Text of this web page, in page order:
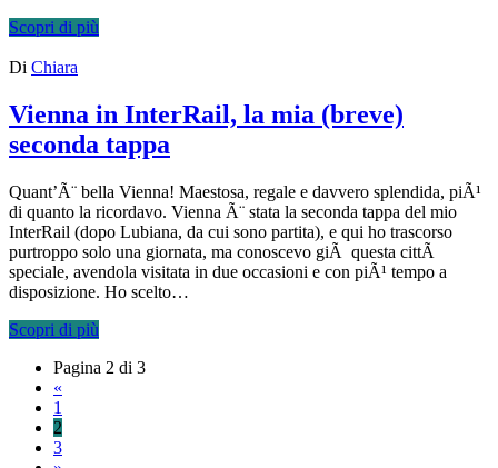
Scopri di più
Di Chiara
Vienna in InterRail, la mia (breve)
seconda tappa
Quant’Ã¨ bella Vienna! Maestosa, regale e davvero splendida, piÃ¹
di quanto la ricordavo. Vienna Ã¨ stata la seconda tappa del mio
InterRail (dopo Lubiana, da cui sono partita), e qui ho trascorso
purtroppo solo una giornata, ma conoscevo giÃ questa cittÃ
speciale, avendola visitata in due occasioni e con piÃ¹ tempo a
disposizione. Ho scelto…
Scopri di più
Pagina 2 di 3
«
1
2
3